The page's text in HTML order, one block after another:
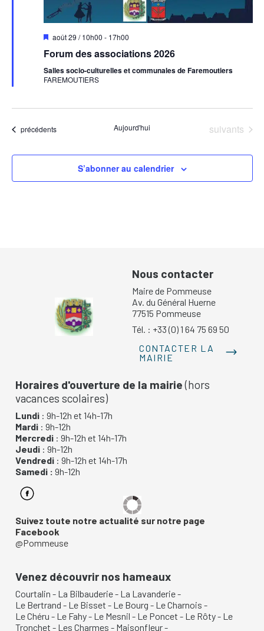
Mis
avant
août 29 / 10h00 - 17h00
Forum des associations 2026
Salles socio-culturelles et communales de Faremoutiers
FAREMOUTIERS
Évènements
précédents Aujourd'hui Évènements
suivants
S’abonner au calendrier
Nous contacter
Maire de Pommeuse
Av. du Général Huerne
77515 Pommeuse
Tél. : +33 (0) 1 64 75 69 50
CONTACTER LA
MAIRIE
Horaires d'ouverture de la mairie(hors
vacances scolaires)
Lundi : 9h-12h et 14h-17h
Mardi : 9h-12h
Mercredi : 9h-12h et 14h-17h
Jeudi : 9h-12h
Vendredi : 9h-12h et 14h-17h
Samedi : 9h-12h
Suivez toute notre actualité sur notre page
Facebook
@Pommeuse
Venez découvrir nos hameaux
Courtalin - La Bilbauderie- La Lavanderie-
Le Bertrand - Le Bisset - Le Bourg - Le Charnois -
Le Chéru - Le Fahy- Le Mesnil - Le Poncet - Le Rôty- Le
Tronchet - Les Charmes - Maisonfleur-